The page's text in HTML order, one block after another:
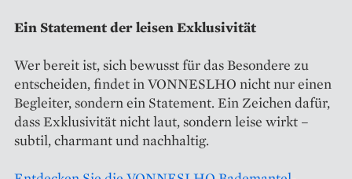
Ein Statement der leisen Exklusivität
Wer bereit ist, sich bewusst für das Besondere zu
entscheiden, findet in VONNESLHO nicht nur einen
Begleiter, sondern ein Statement. Ein Zeichen dafür,
dass Exklusivität nicht laut, sondern leise wirkt –
subtil, charmant und nachhaltig.